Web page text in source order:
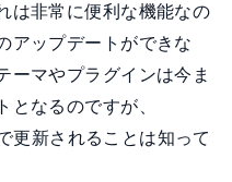
は非常に便利な機能なの
アップデートができな
ーマやプラグインは今ま
となるのですが、
更新されることは知って